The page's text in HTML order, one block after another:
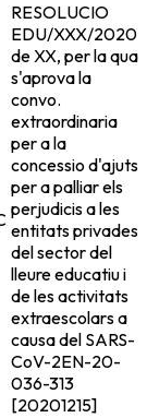
RESOLUCIO
EDU/XXX/2020,
de XX, per la qual
s'aprova la
convo.
extraordinaria
per a la
concessio d'ajuts
per a palliar els
perjudicis a les
entitats privades
del sector del
lleure educatiu i
de les activitats
extraescolars a
causa del SARS-
CoV-2EN-20-
036-313
[20201215]